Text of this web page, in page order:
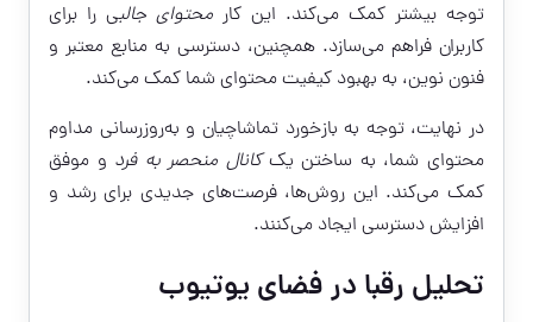
توجه بیشتر کمک می‌کند. این کار محتوای جالبی را برای
کاربران فراهم می‌سازد. همچنین، دسترسی به منابع معتبر و
فنون نوین، به بهبود کیفیت محتوای شما کمک می‌کند.
در نهایت، توجه به بازخورد تماشاچیان و به‌روزرسانی مداوم
محتوای شما، به ساختن یککانال منحصر به فرد و موفق
کمک می‌کند. این روش‌ها، فرصت‌های جدیدی برای رشد و
افزایش دسترسی ایجاد می‌کنند.
تحلیل رقبا در فضای یوتیوب